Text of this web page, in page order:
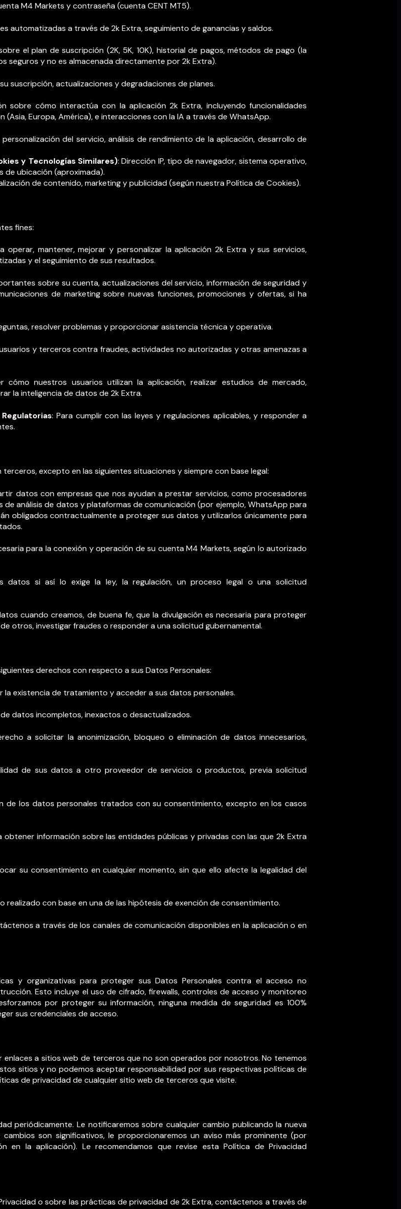
M4 Markets y contraseña (cuenta CENT MT5).
automatizadas a través de 2k Extra, seguimiento de ganancias y saldos.
el plan de suscripción (2K, 5K, 10K), historial de pagos, métodos de pago (la
seguros y no es almacenada directamente por 2k Extra).
suscripción, actualizaciones y degradaciones de planes.
sobre cómo interactúa con la aplicación 2k Extra, incluyendo funcionalidades
Europa, América), e interacciones con la IA a través de WhatsApp.
del servicio, análisis de rendimiento de la aplicación, desarrollo de
y Tecnologías Similares): Dirección IP, tipo de navegador, sistema operativo,
de ubicación (aproximada).
de contenido, marketing y publicidad (según nuestra Política de Cookies).
fines:
operar, mantener, mejorar y personalizar la aplicación 2k Extra y sus servicios,
y el seguimiento de sus resultados.
sobre su cuenta, actualizaciones del servicio, información de seguridad y
de marketing sobre nuevas funciones, promociones y ofertas, si ha
resolver problemas y proporcionar asistencia técnica y operativa.
y terceros contra fraudes, actividades no autorizadas y otras amenazas a
cómo nuestros usuarios utilizan la aplicación, realizar estudios de mercado,
la inteligencia de datos de 2k Extra.
: Para cumplir con las leyes y regulaciones aplicables, y responder a
excepto en las siguientes situaciones y siempre con base legal:
datos con empresas que nos ayudan a prestar servicios, como procesadores
de análisis de datos y plataformas de comunicación (por ejemplo, WhatsApp para
obligados contractualmente a proteger sus datos y utilizarlos únicamente para
para la conexión y operación de su cuenta M4 Markets, según lo autorizado
datos si así lo exige la ley, la regulación, un proceso legal o una solicitud
cuando creamos, de buena fe, que la divulgación es necesaria para proteger
otros, investigar fraudes o responder a una solicitud gubernamental.
derechos con respecto a sus Datos Personales:
la existencia de tratamiento y acceder a sus datos personales.
datos incompletos, inexactos o desactualizados.
a solicitar la anonimización, bloqueo o eliminación de datos innecesarios,
de sus datos a otro proveedor de servicios o productos, previa solicitud
de los datos personales tratados con su consentimiento, excepto en los casos
obtener información sobre las entidades públicas y privadas con las que 2k Extra
su consentimiento en cualquier momento, sin que ello afecte la legalidad del
realizado con base en una de las hipótesis de exención de consentimiento.
a través de los canales de comunicación disponibles en la aplicación o en
y organizativas para proteger sus Datos Personales contra el acceso no
Esto incluye el uso de cifrado, firewalls, controles de acceso y monitoreo
por proteger su información, ninguna medida de seguridad es 100%
sus credenciales de acceso.
a sitios web de terceros que no son operados por nosotros. No tenemos
sitios y no podemos aceptar responsabilidad por sus respectivas políticas de
de privacidad de cualquier sitio web de terceros que visite.
periódicamente. Le notificaremos sobre cualquier cambio publicando la nueva
son significativos, le proporcionaremos un aviso más prominente (por
en la aplicación). Le recomendamos que revise esta Política de Privacidad
o sobre las prácticas de privacidad de 2k Extra, contáctenos a través de